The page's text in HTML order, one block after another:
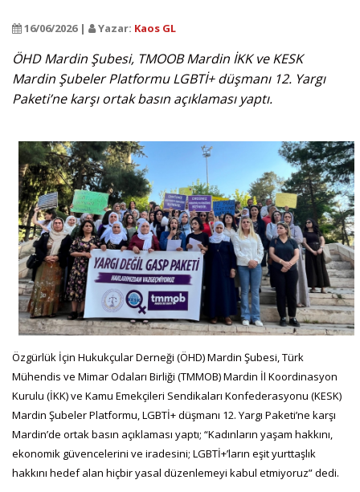
16/06/2026 | Yazar: Kaos GL
ÖHD Mardin Şubesi, TMOOB Mardin İKK ve KESK
Mardin Şubeler Platformu LGBTİ+ düşmanı 12. Yargı
Paketi’ne karşı ortak basın açıklaması yaptı.
Özgürlük İçin Hukukçular Derneği (ÖHD) Mardin Şubesi, Türk
Mühendis ve Mimar Odaları Birliği (TMMOB) Mardin İl Koordinasyon
Kurulu (İKK) ve Kamu Emekçileri Sendikaları Konfederasyonu (KESK)
Mardin Şubeler Platformu, LGBTİ+ düşmanı 12. Yargı Paketi’ne karşı
Mardin’de ortak basın açıklaması yaptı; “Kadınların yaşam hakkını,
ekonomik güvencelerini ve iradesini; LGBTİ+’ların eşit yurttaşlık
hakkını hedef alan hiçbir yasal düzenlemeyi kabul etmiyoruz” dedi.